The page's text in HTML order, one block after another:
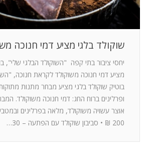
שוקולד בלגי מציע דמי חנוכה
יחסי ציבור בתי קפה "השוקולד הבלגי שלי",
מציע דמי חנוכה משוקולד לקראת חנוכה,
בוטיק שוקולד בלגי מציע מבחר מתנות
ופרלינים ברוח החג: דמי חנוכה משוקולד.
אוצר עשויה משוקולד, מלאה בפרלינים
200 ₪ • סביבון שוקולד עם הפתעה – 30…